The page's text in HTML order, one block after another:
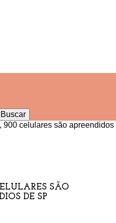
900 celulares são apreendidos
SÃO
DE SP